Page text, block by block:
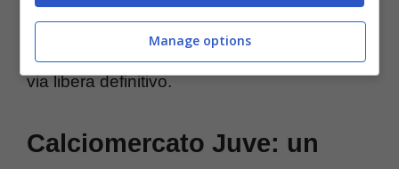
un segnale decisivo per andare a firmare con
la società bianconera appena arriverà poi il
via libera definitivo.
Calciomercato Juve: un
Manage options